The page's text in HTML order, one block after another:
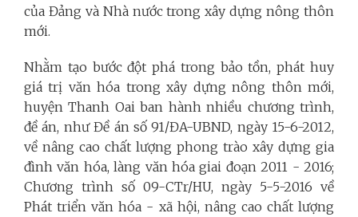
của Đảng và Nhà nước trong xây dựng nông thôn
mới.
Nhằm tạo bước đột phá trong bảo tồn, phát huy
giá trị văn hóa trong xây dựng nông thôn mới,
huyện Thanh Oai ban hành nhiều chương trình,
đề án, như Đề án số 91/ĐA-UBND, ngày 15-6-2012,
về nâng cao chất lượng phong trào xây dựng gia
đình văn hóa, làng văn hóa giai đoạn 2011 - 2016;
Chương trình số 09-CTr/HU, ngày 5-5-2016 về
Phát triển văn hóa - xã hội, nâng cao chất lượng